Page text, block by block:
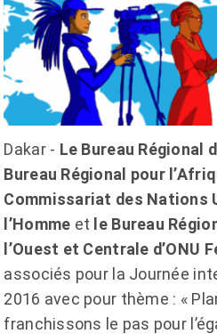
Dakar - Le Bureau Régional
Bureau Régional pour
Commissariat des Nations
l’Homme et le Bureau
l’Ouest et Centrale d’ONU
associés pour la Journée
2016 avec pour thème : «
franchissons le pas pour